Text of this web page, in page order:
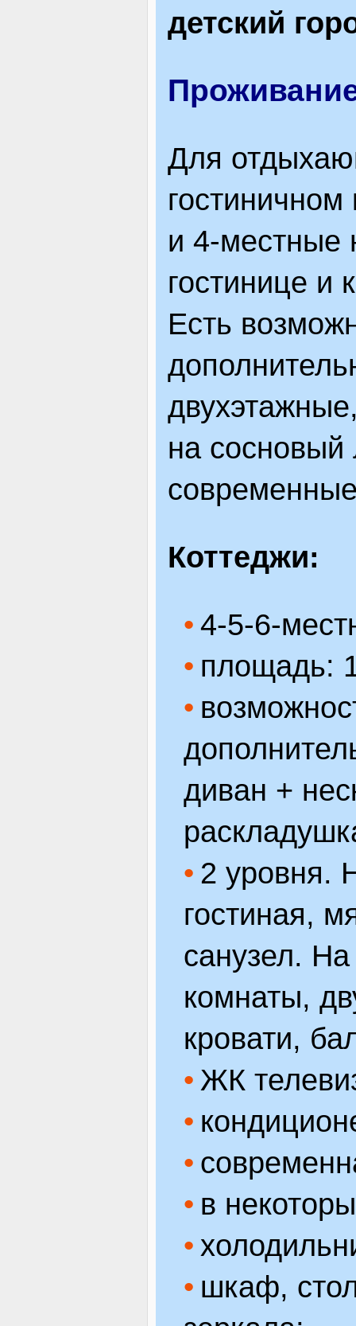
детский
Для
и 4-местные
гостинице и
Есть
на
Коттеджи:
4-5-6-
площадь:
диван +
2 уровня.
гостиная,
санузел.
комнаты,
кровати,
ЖК
в
шкаф,